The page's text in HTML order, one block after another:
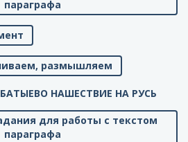
параграфа
размышляем
БАТЫЕВО НАШЕСТВИЕ НА РУСЬ
для работы с текстом
параграфа